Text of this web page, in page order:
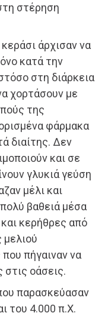
στέρηση
άρχισαν να
κατά την
στη διάρκεια
χορτάσουν με
της
φάρμακα
διαίτης. Δεν
και σε
γλυκιά γεύση
μέλι και
βαθειά μέσα
κερήθρες από
μελιού
που πήγαιναν να
στις οάσεις.
παρασκεύασαν
του 4.000 π.Χ.